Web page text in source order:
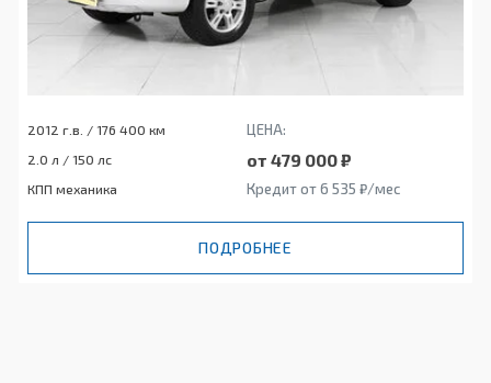
2012 г.в. / 176 400 км ЦЕНА:
2.0 л / 150 лс от 479 000 ₽
КПП механика Кредит от 6 535 ₽/мес
ПОДРОБНЕЕ